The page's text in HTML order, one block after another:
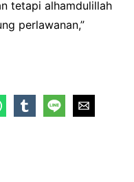
tetapi alhamdulillah
perlawanan,”